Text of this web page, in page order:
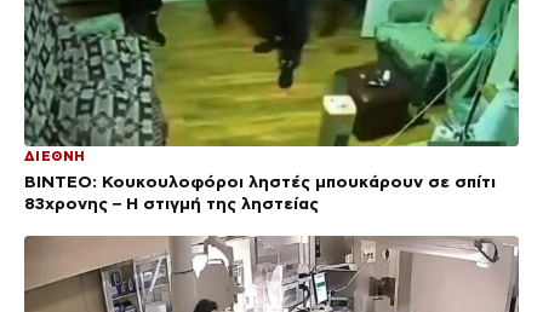
ΔΙΕΘΝΗ
ΒΙΝΤΕΟ: Κουκουλοφόροι ληστές μπουκάρουν σε σπίτι
83χρονης – Η στιγμή της ληστείας